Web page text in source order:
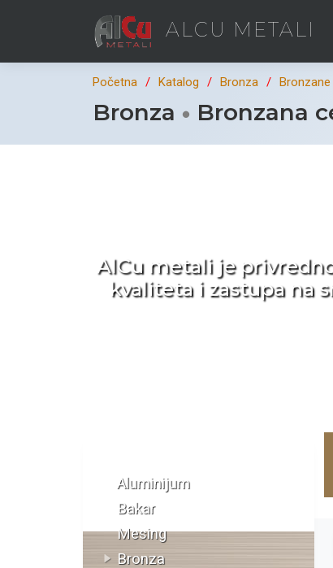
ALCU METALI
Početna Katalog Bronza Bronzane
Bronza Bronzana
AlCu metali je
kvaliteta i zastupa na
Aluminijum
Bakar
Mesing
Bronza